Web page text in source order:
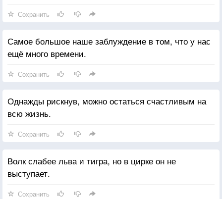
Сохранить
Самое большое наше заблуждение в том, что у нас
ещё много времени.
Сохранить
Однажды рискнув, можно остаться счастливым на
всю жизнь.
Сохранить
Волк слабее льва и тигра, но в цирке он не
выступает.
Сохранить